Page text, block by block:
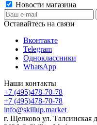
Новости магазина
Оставайтесь на связи
Вконтакте
Telegram
Одноклассники
WhatsApp
Наши контакты
+7 (495)478-70-78
+7 (495)478-70-78
info@skillup.market
г. Щелково ул.